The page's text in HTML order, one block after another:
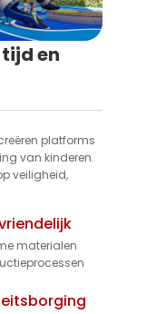
en
platforms
van kinderen.
veiligheid,
materialen